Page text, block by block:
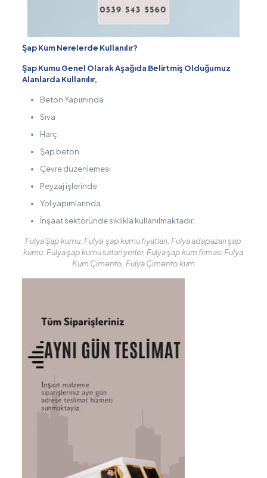
Şap Kum Nerelerde Kullanılır?
Şap Kumu Genel Olarak Aşağıda Belirtmiş Olduğumuz
Alanlarda Kullanılır,
Beton Yapımında
Sıva
Harç
Şap beton
Çevre düzenlemesi
Peyzaj işlerinde
Yol yapımlarında
İnşaat sektöründe sıklıkla kullanılmaktadır.
Fulya Şap kumu, Fulya şap kumu fiyatları, Fulya adapazarı şap
kumu, Fulya şap kumu satan yerler, Fulya şap kum firması Fulya
Kum Çimento, Fulya Çimento kum